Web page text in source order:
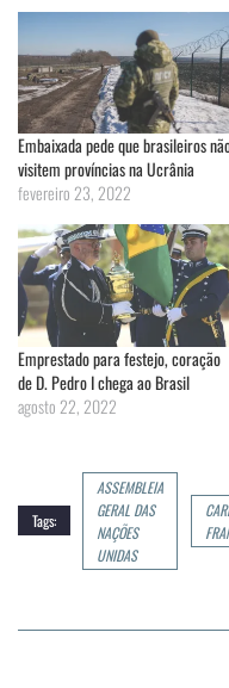
Embaixada pede que brasileiros
visitem províncias na Ucrânia
fevereiro 23, 2022
Emprestado para festejo, coração
de D. Pedro I chega ao Brasil
agosto 22, 2022
Tags:
ASSEMBLEIA
GERAL DAS
NAÇÕES
UNIDAS